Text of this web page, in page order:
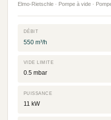
Elmo-Rietschle · Pompe à vide ·
DÉBIT
550 m³/h
VIDE LIMITE
0.5 mbar
PUISSANCE
11 kW